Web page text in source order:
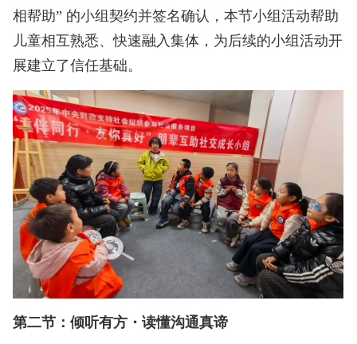
相帮助” 的小组契约并签名确认，本节小组活动帮助
儿童相互熟悉、快速融入集体，为后续的小组活动开
展建立了信任基础。
第二节：倾听有方・读懂沟通真谛